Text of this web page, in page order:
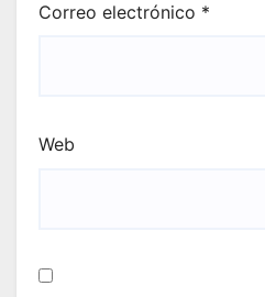
Correo electrónico *
Web